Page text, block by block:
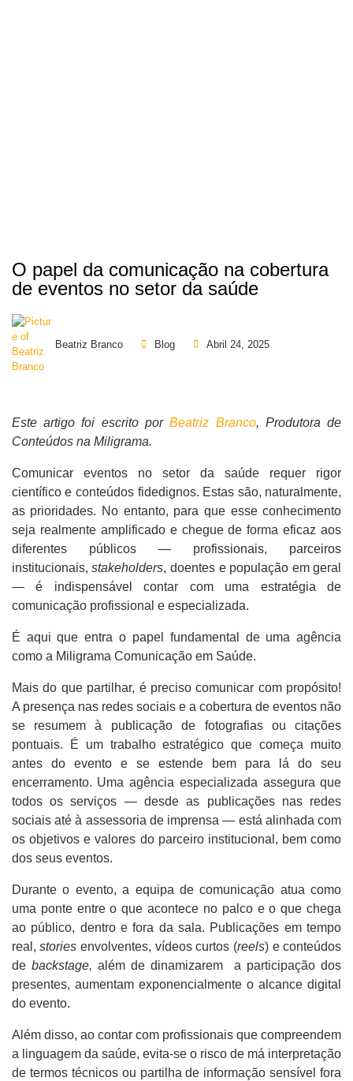
O papel da comunicação na cobertura
de eventos no setor da saúde
Beatriz Branco Blog Abril 24, 2025
Este artigo foi escrito porBeatriz Branco, Produtora de
Conteúdos na Miligrama.
Comunicar eventos no setor da saúde requer rigor
científico e conteúdos fidedignos. Estas são, naturalmente,
as prioridades. No entanto, para que esse conhecimento
seja realmente amplificado e chegue de forma eficaz aos
diferentes públicos — profissionais, parceiros
institucionais,stakeholders, doentes e população em geral
— é indispensável contar com uma estratégia de
comunicação profissional e especializada.
É aqui que entra o papel fundamental de uma agência
como a Miligrama Comunicação em Saúde.
Mais do que partilhar, é preciso comunicar com propósito!
A presença nas redes sociais e a cobertura de eventos não
se resumem à publicação de fotografias ou citações
pontuais. É um trabalho estratégico que começa muito
antes do evento e se estende bem para lá do seu
encerramento. Uma agência especializada assegura que
todos os serviços — desde as publicações nas redes
sociais até à assessoria de imprensa — está alinhada com
os objetivos e valores do parceiro institucional, bem como
dos seus eventos.
Durante o evento, a equipa de comunicação atua como
uma ponte entre o que acontece no palco e o que chega
ao público, dentro e fora da sala. Publicações em tempo
real,stories envolventes, vídeos curtos (reels) e conteúdos
de backstage, além de dinamizarem a participação dos
presentes, aumentam exponencialmente o alcance digital
do evento.
Além disso, ao contar com profissionais que compreendem
a linguagem da saúde, evita-se o risco de má interpretação
de termos técnicos ou partilha de informação sensível fora